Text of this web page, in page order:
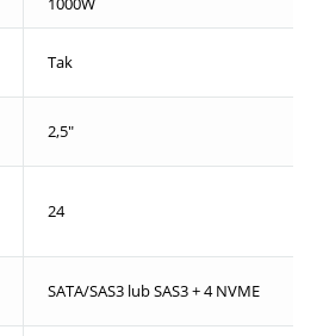
Tak
2,5"
24
SATA/SAS3 lub SAS3 + 4 NVME